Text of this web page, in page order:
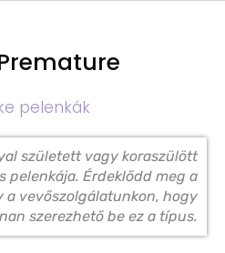
pelenkák
született vagy koraszülött
pelenkája. Érdeklődd meg a
a vevőszolgálatunkon, hogy
szerezhető be ez a típus.